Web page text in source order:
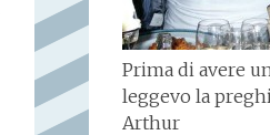
Prima di avere
leggevo la
Arthur